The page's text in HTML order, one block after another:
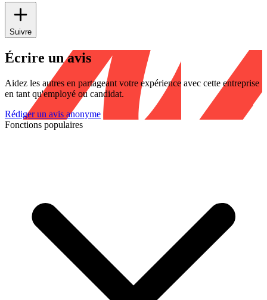
Suivre
Écrire un avis
Aidez les autres en partageant votre expérience avec cette entreprise
en tant qu'employé ou candidat.
Rédiger un avis anonyme
Fonctions populaires